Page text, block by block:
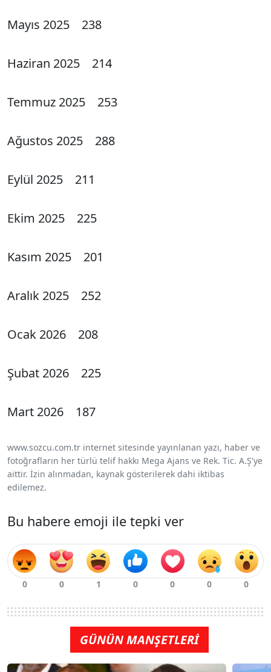
Mayıs 2025 238
Haziran 2025 214
Temmuz 2025 253
Ağustos 2025 288
Eylül 2025 211
Ekim 2025 225
Kasım 2025 201
Aralık 2025 252
Ocak 2026 208
Şubat 2026 225
Mart 2026 187
www.sozcu.com.tr internet sitesinde yayınlanan yazı, haber ve
fotoğrafların her türlü telif hakkı Mega Ajans ve Rek. Tic. A.Ş'ye
aittir. İzin alınmadan, kaynak gösterilerek dahi iktibas
edilemez.
Bu habere emoji ile tepki ver
GÜNÜN MANŞETLERİ